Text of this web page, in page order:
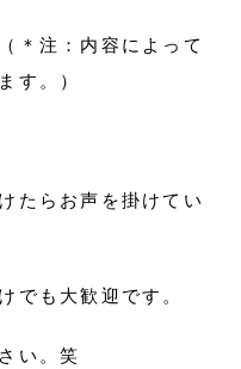
＊注：内容によって
す。）
たらお声を掛けてい
でも大歓迎です。
い。笑